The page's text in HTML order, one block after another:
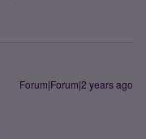
Forum|Forum|2 years ago